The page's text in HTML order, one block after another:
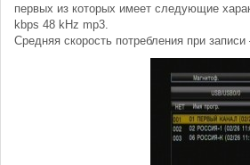
первых из которых имеет следующие
kbps 48 kHz mp3.
Средняя скорость потребления при